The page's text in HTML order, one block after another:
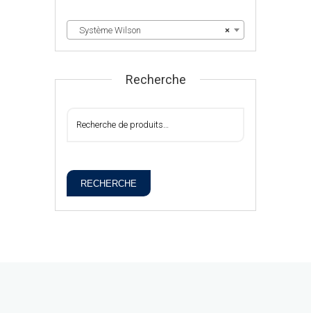
×
Système Wilson
Recherche
RECHERCHE